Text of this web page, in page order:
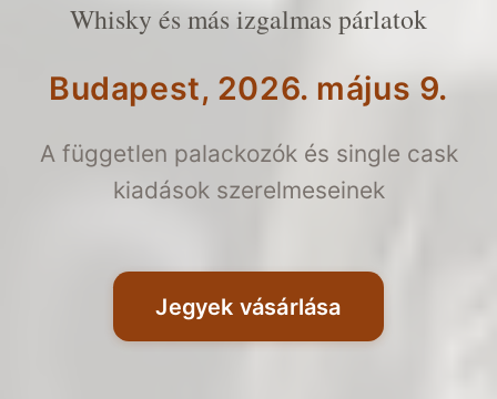
Whisky és más izgalmas párlatok
Budapest, 2026. május 9.
A független palackozók és single cask
kiadások szerelmeseinek
Jegyek vásárlása